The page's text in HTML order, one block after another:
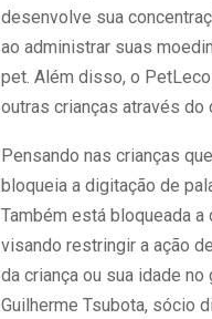
desenvolve sua
ao administrar suas
pet. Além disso, o
outras crianças através do
Pensando nas crianças
bloqueia a digitação de
Também está bloqueada
visando restringir a ação
da criança ou sua idade
Guilherme Tsubota, sócio